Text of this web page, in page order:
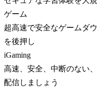
ゲーム
超高速で安全なゲームダ
を後押し
iGaming
高速、安全、中断のない
配信しましょう